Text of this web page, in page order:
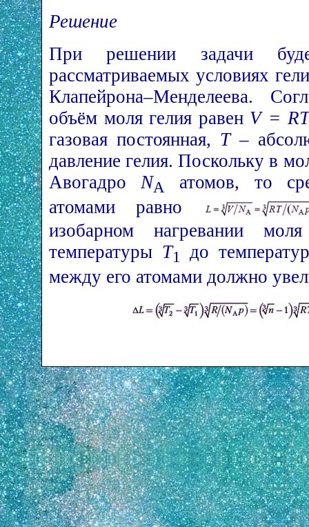
Решение
При решении задачи
рассматриваемых условиях
Клапейрона–Менделеева.
объём моля гелия равен V = RT
газовая постоянная, Т–
давление гелия. Поскольку в
Авогадро NA
атомов, то
атомами равно
изобарном нагревании
температуры T1
до
между его атомами должно